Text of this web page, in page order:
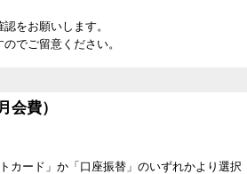
をお願いします。
でご留意ください。
会費）
カード」か「口座振替」のいずれかより選択